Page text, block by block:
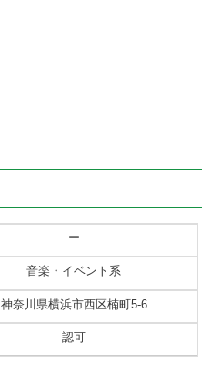
ー
音楽・イベント系
神奈川県横浜市西区楠町5-6
認可